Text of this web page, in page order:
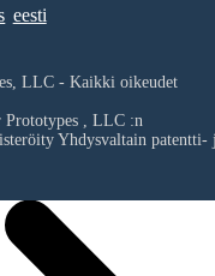
eesti
LLC - Kaikki oikeudet
Prototypes , LLC:n
Yhdysvaltain patentti-